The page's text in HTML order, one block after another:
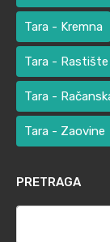
Tara - Kremna
Tara -
Tara -
Tara - Zaovine
PRETRAGA